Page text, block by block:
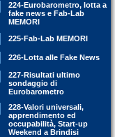
224-Eurobarometro, lotta a
fake news e Fab-Lab
MEMORI
225-Fab-Lab MEMORI
226-Lotta alle Fake News
227-Risultati ultimo
sondaggio di
Eurobarometro
228-Valori universali,
apprendimento ed
occupabilità, Start-up
Weekend a Brindisi